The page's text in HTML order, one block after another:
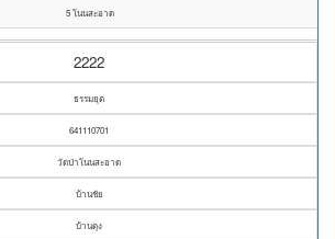
5 โนนสะอาด
2222
ธรรมยุต
641110701
วัดป่าโนนสะอาด
บ้านชัย
บ้านดุง